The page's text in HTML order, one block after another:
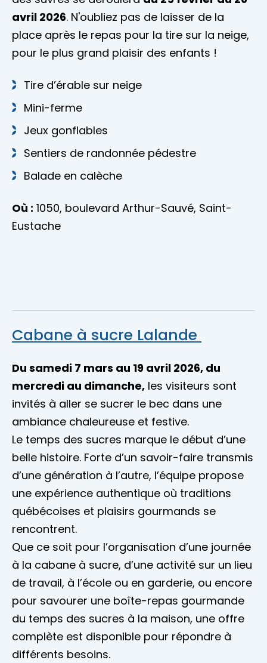
avril 2026. N'oubliez pas de laisser de la
place après le repas pour la tire sur la neige,
pour le plus grand plaisir des enfants !
Tire d’érable sur neige
Mini-ferme
Jeux gonflables
Sentiers de randonnée pédestre
Balade en calèche
Où : 1050, boulevard Arthur-Sauvé, Saint-
Eustache
Cabane à sucre Lalande
Du samedi 7 mars au 19 avril 2026, du
mercredi au dimanche, les visiteurs sont
invités à aller se sucrer le bec dans une
ambiance chaleureuse et festive.
Le temps des sucres marque le début d’une
belle histoire. Forte d’un savoir-faire transmis
d’une génération à l’autre, l’équipe propose
une expérience authentique où traditions
québécoises et plaisirs gourmands se
rencontrent.
Que ce soit pour l’organisation d’une journée
à la cabane à sucre, d’une activité sur un lieu
de travail, à l’école ou en garderie, ou encore
pour savourer une boîte-repas gourmande
du temps des sucres à la maison, une offre
complète est disponible pour répondre à
différents besoins.